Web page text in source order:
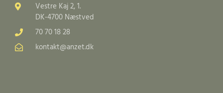
Vestre Kaj 2, 1.
DK-4700 Næstved
70 70 18 28
kontakt@anzet.dk